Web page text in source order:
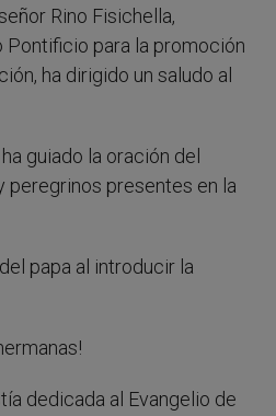
Rino Fisichella,
Pontificio para la promoción
ha dirigido un saludo al
guiado la oración del
peregrinos presentes en la
papa al introducir la
dedicada al Evangelio de